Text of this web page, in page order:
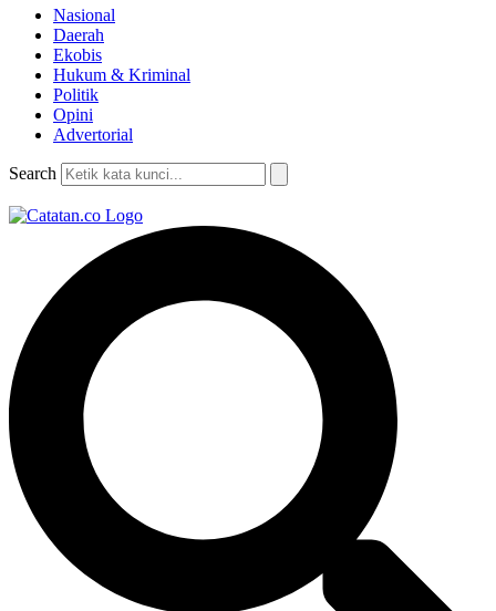
Nasional
Daerah
Ekobis
Hukum & Kriminal
Politik
Opini
Advertorial
Search